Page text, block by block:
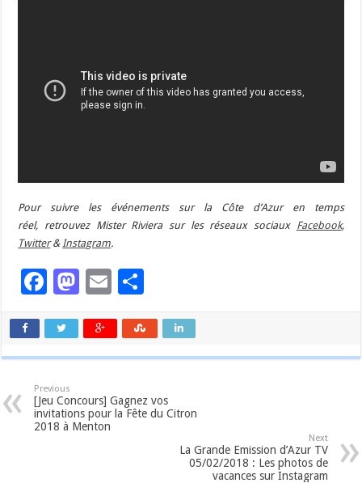
Pour suivre les événements sur la Côte d’Azur en temps
réel, retrouvez Mister Riviera sur les réseaux sociaux Facebook,
Twitter& Instagram.
Facebook
Mastodon
Email
Previous
[Jeu Concours] Gagnez vos
invitations pour la Fête du Citron
2018 à Menton
Next
La Grande Emission d’Azur TV
05/02/2018 : Les photos de
vacances sur Instagram